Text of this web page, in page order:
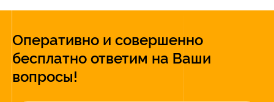
Оперативно и совершенно
бесплатно ответим на Ваши
вопросы!